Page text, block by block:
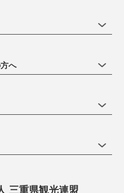
へ
三重県観光連盟